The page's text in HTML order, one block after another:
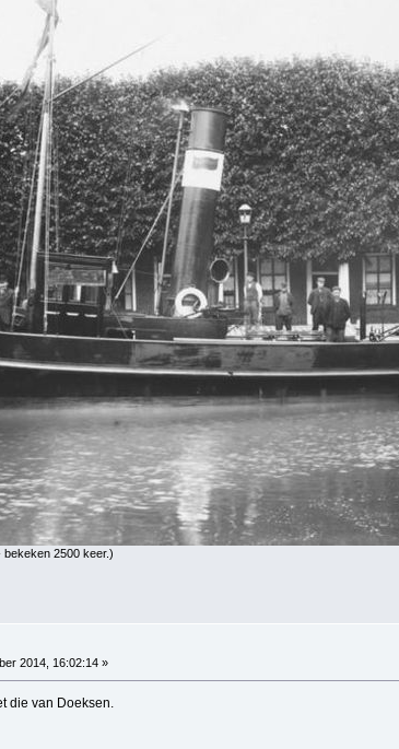
2500 keer.)
2014, 16:02:14 »
die van Doeksen.